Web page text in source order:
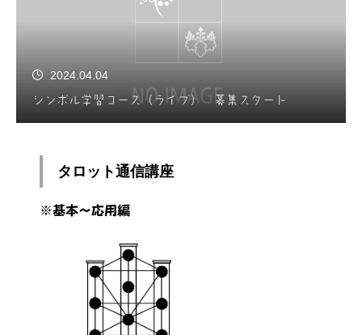
2024.04.04
シンボル学習コース（ライブ） 募集スタート
タロット通信講座
※基本～応用編